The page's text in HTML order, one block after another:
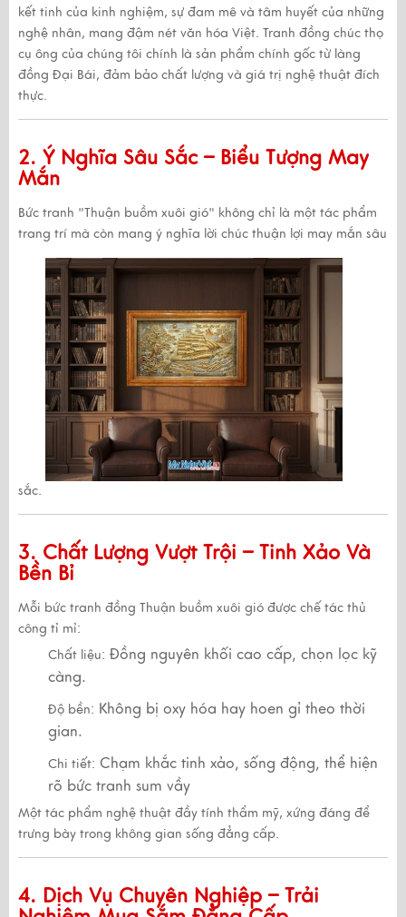
kết tinh của kinh nghiệm, sự đam mê và tâm huyết của những
nghệ nhân, mang đậm nét văn hóa Việt. Tranh đồng chúc thọ
cụ ông của chúng tôi chính là sản phẩm chính gốc từ làng
đồng Đại Bái, đảm bảo chất lượng và giá trị nghệ thuật đích
thực.
2. Ý Nghĩa Sâu Sắc – Biểu Tượng May
Mắn
Bức tranh "Thuận buồm xuôi gió" không chỉ là một tác phẩm
trang trí mà còn mang ý nghĩa lời chúc thuận lợi may mắn sâu
sắc.
3. Chất Lượng Vượt Trội – Tinh Xảo Và
Bền Bỉ
Mỗi bức tranh đồng Thuận buồm xuôi gió được chế tác thủ
công tỉ mỉ:
Chất liệu: Đồng nguyên khối cao cấp, chọn lọc kỹ
càng.
Độ bền: Không bị oxy hóa hay hoen gỉ theo thời
gian.
Chi tiết: Chạm khắc tinh xảo, sống động, thể hiện
rõ bức tranh sum vầy
Một tác phẩm nghệ thuật đầy tính thẩm mỹ, xứng đáng để
trưng bày trong không gian sống đẳng cấp.
4. Dịch Vụ Chuyên Nghiệp – Trải